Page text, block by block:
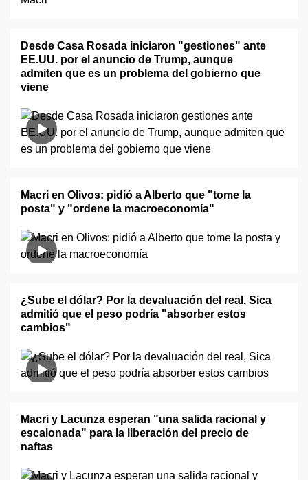
Desde Casa Rosada iniciaron "gestiones" ante
EE.UU. por el anuncio de Trump, aunque
admiten que es un problema del gobierno que
viene
Macri en Olivos: pidió a Alberto que "tome la
posta" y "ordene la macroeconomía"
¿Sube el dólar? Por la devaluación del real, Sica
admitió que el peso podría "absorber estos
cambios"
Macri y Lacunza esperan "una salida racional y
escalonada" para la liberación del precio de
naftas